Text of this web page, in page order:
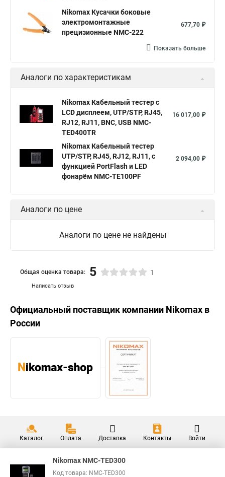
Nikomax Кусачки боковые
электромонтажные
прецизионные NMC-222
677,70 ₽
Показать больше
Аналоги по характеристикам
Nikomax Кабельный тестер с
LCD дисплеем, UTP/STP, RJ45,
RJ12, RJ11, BNC, USB NMC-
TED400TR
16 017,00 ₽
Nikomax Кабельный тестер
UTP/STP, RJ45, RJ12, RJ11, с
функцией PortFlash и LED
фонарём NMC-TE100PF
2 094,00 ₽
Аналоги по цене
Аналоги по цене не найдены
Написать отзыв
Общая оценка товара: 5 1
Официальный поставщик компании Nikomax в
России
Каталог Оплата Доставка Контакты Войти
Nikomax NMC-TED300
Код товара: NMC-TED300